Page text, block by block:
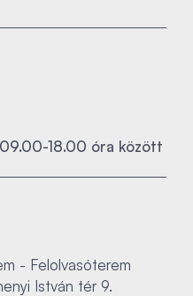
18.00 óra között
- Felolvasóterem
István tér 9.